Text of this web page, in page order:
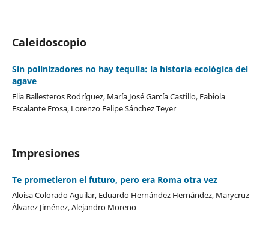
Caleidoscopio
Sin polinizadores no hay tequila: la historia ecológica del
agave
Elia Ballesteros Rodríguez, María José García Castillo, Fabiola
Escalante Erosa, Lorenzo Felipe Sánchez Teyer
Impresiones
Te prometieron el futuro, pero era Roma otra vez
Aloisa Colorado Aguilar, Eduardo Hernández Hernández, Marycruz
Álvarez Jiménez, Alejandro Moreno